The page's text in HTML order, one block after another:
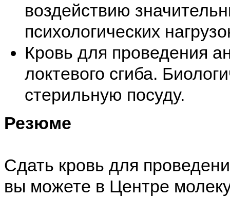
воздействию
психологических
Кровь для проведения
локтевого сгиба.
стерильную посуду.
Резюме
Сдать кровь для
вы можете в Центре